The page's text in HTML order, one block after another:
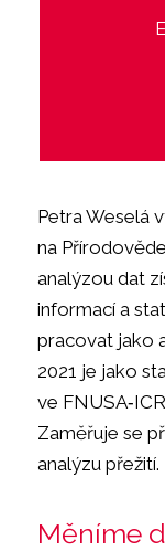
Petra Weselá
na
analýzou dat
informací a
pracovat jako
2021 je jako
ve
Zaměřuje se
analýzu přežití.
Měníme